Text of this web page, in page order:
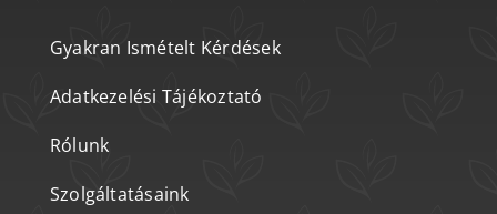
Gyakran Ismételt Kérdések
Adatkezelési Tájékoztató
Rólunk
Szolgáltatásaink